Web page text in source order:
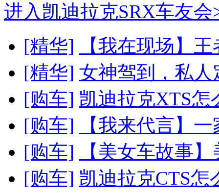
进入凯迪拉克SRX车友会
[精华]
【我在现场】
[精华] 女神驾到，私人
[购车] 凯迪拉克XTS怎
[购车]
【我来代言】
[购车]
【美女车故事
[购车] 凯迪拉克CTS怎